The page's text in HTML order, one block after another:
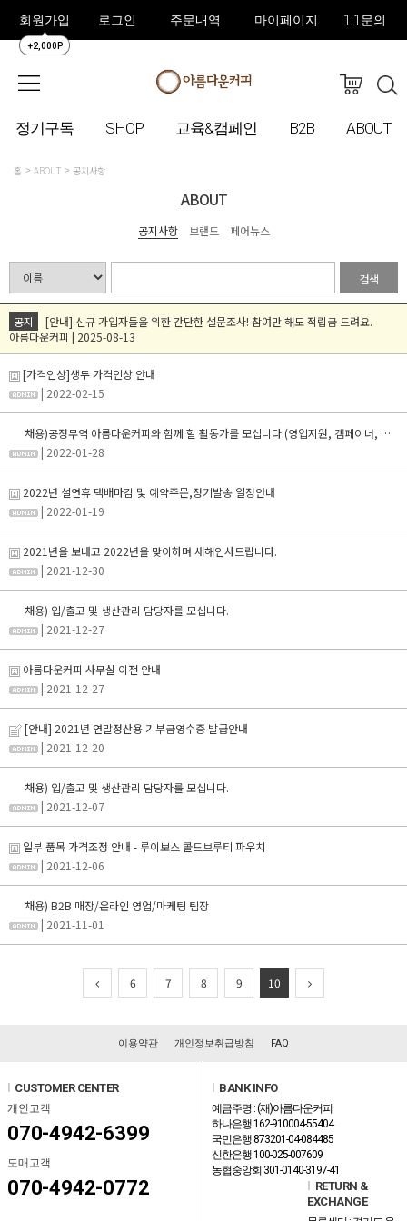
회원가입
+2,000P
로그인 주문내역 마이페이지 1:1문의
정기구독 SHOP 교육&캠페인 B2B ABOUT
홈 ABOUT 공지사항
ABOUT
공지사항 브랜드 페어뉴스
검색
공지
[안내] 신규 가입자들을 위한 간단한 설문조사! 참여만 해도 적립금 드려요.
아름다운커피 | 2025-08-13
[가격인상]생두 가격인상 안내
| 2022-02-15
채용)공정무역 아름다운커피와 함께 할 활동가를 모십니다.(영업지원, 캠페이너, 자사몰MD)
| 2022-01-28
2022년 설연휴 택배마감 및 예약주문,정기발송 일정안내
| 2022-01-19
2021년을 보내고 2022년을 맞이하며 새해인사드립니다.
| 2021-12-30
채용) 입/출고 및 생산관리 담당자를 모십니다.
| 2021-12-27
아름다운커피 사무실 이전 안내
| 2021-12-27
[안내] 2021년 연말정산용 기부금영수증 발급안내
| 2021-12-20
채용) 입/출고 및 생산관리 담당자를 모십니다.
| 2021-12-07
일부 품목 가격조정 안내 - 루이보스 콜드브루티 파우치
| 2021-12-06
채용) B2B 매장/온라인 영업/마케팅 팀장
| 2021-11-01
6 7 8 9 10
이용약관 개인정보취급방침 FAQ
CUSTOMER CENTER
개인고객
070-4942-6399
도매고객
070-4942-0772
BANK INFO
예금주명 : (재)아름다운커피
하나은행 162-910004-55404
국민은행 873201-04-084485
신한은행 100-025-007609
농협중앙회 301-0140-3197-41
RETURN &
EXCHANGE